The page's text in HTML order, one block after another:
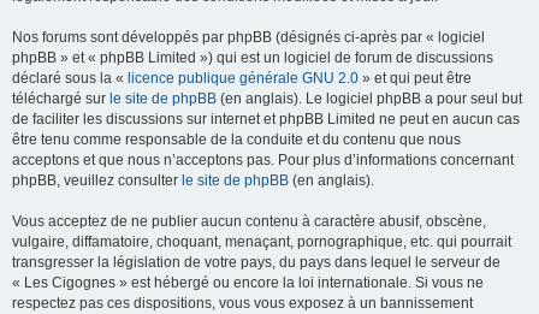
Nos forums sont développés par phpBB (désignés ci-après par « logiciel
phpBB » et « phpBB Limited ») qui est un logiciel de forum de discussions
déclaré sous la « licence publique générale GNU 2.0 » et qui peut être
téléchargé sur le site de phpBB (en anglais). Le logiciel phpBB a pour seul but
de faciliter les discussions sur internet et phpBB Limited ne peut en aucun cas
être tenu comme responsable de la conduite et du contenu que nous
acceptons et que nous n’acceptons pas. Pour plus d’informations concernant
phpBB, veuillez consulter le site de phpBB (en anglais).
Vous acceptez de ne publier aucun contenu à caractère abusif, obscène,
vulgaire, diffamatoire, choquant, menaçant, pornographique, etc. qui pourrait
transgresser la législation de votre pays, du pays dans lequel le serveur de
« Les Cigognes » est hébergé ou encore la loi internationale. Si vous ne
respectez pas ces dispositions, vous vous exposez à un bannissement